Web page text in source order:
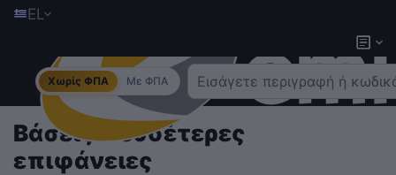
EL
Χωρίς ΦΠΑ Με ΦΠΑ
Βάσεις & ουδέτερες
επιφάνειες